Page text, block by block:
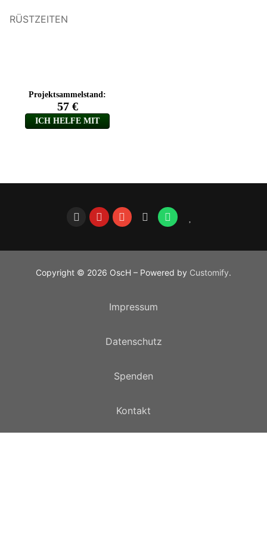
RÜSTZEITEN
Copyright © 2026 OscH – Powered by Customify.
Impressum
Datenschutz
Spenden
Kontakt